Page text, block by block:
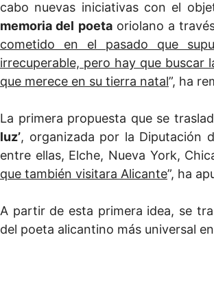
cabo nuevas iniciativas con el
memoria del poetaoriolano a
cometido en el pasado que
irrecuperable, pero hay que buscar
que merece en su tierra natal”, ha
La primera propuesta que se
luz’, organizada por la Diputación
entre ellas, Elche, Nueva York,
que también visitara Alicante”, ha
A partir de esta primera idea, se
del poeta alicantino más universal